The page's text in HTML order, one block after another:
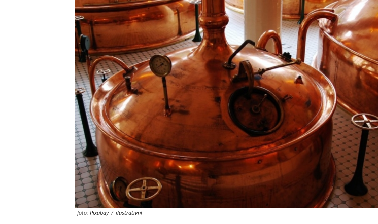
foto: Pixabay / ilustrativní